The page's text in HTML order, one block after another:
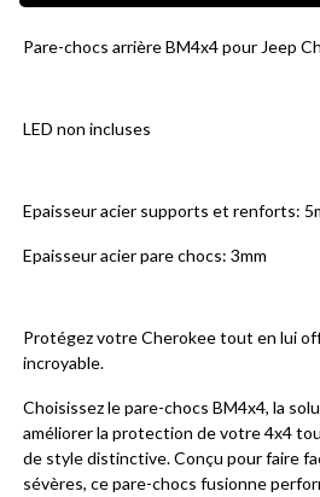
Pare-chocs arrière BM4x4 pour Jeep
LED non incluses
Epaisseur acier supports et renforts:
Epaisseur acier pare chocs: 3mm
Protégez votre Cherokee tout en lui
incroyable.
Choisissez le pare-chocs BM4x4, la
améliorer la protection de votre 4x4
de style distinctive. Conçu pour faire
sévères, ce pare-chocs fusionne